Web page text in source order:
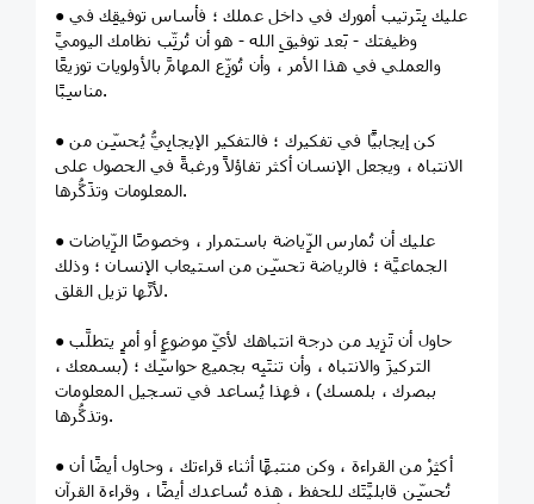
● عليك بِتَرتيب أمورك في داخل عملك ؛ فأساس توفيقِك في
وظيفتك - بَعد توفيقِ الله - هو أن تُرتِّب نظامك اليوميَّ
والعملي في هذا الأمر ، وأن تُوزِّع المهامَّ بالأولويات توزيعًا
مناسِبًا.
● كن إيجابيًّا في تفكيرك ؛ فالتفكير الإيجابِيُّ يُحسِّن من
الانتباه ، ويجعل الإنسان أكثر تفاؤلاً ورغبةً في الحصول على
المعلومات وتذَكُّرها.
● عليك أن تُمارس الرِّياضة باستمرار ، وخصوصًا الرِّياضات
الجماعيَّة ؛ فالرياضة تحسِّن من استيعاب الإنسان ؛ وذلك
لأنَّها تزيل القلق.
● حاول أن تَزِيد من درجة انتباهك لأيِّ موضوعٍ أو أمرٍ يتطلَّب
التركيزَ والانتباه ، وأن تنتَبِه بجميع حواسِّك ؛ (بسمعك ،
ببصرك ، بلمسك) ، فهذا يُساعد في تسجيل المعلومات
وتذكُّرها.
● أكثِرْ من القراءة ، وكن منتبهًا أثناء قراءتك ، وحاول أيضًا أن
تُحسِّن قابليَّتَك للحفظ ، هذه تُساعدك أيضًا ، وقراءة القرآن